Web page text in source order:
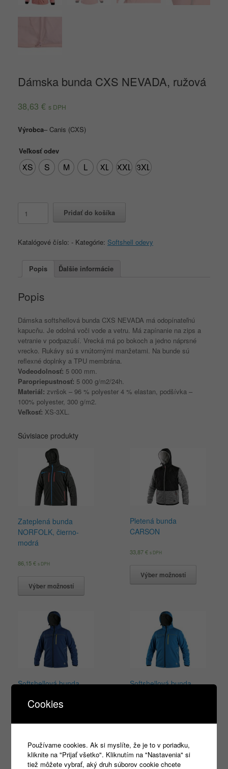
Dámska bunda CXS NEVADA, ružová
38,63 € s DPH
Výrobca– Canis (CXS)
Veľkosť odev
XS S M L XL XXL 3XL
Dámska
NEVADA,
Pridať do košíka
Katalógové číslo: - Kategórie: Softshell odevy
Popis Ďalšie informácie
Popis
Dámska softshellová bunda CXS NEVADA má odopínateľnú
kapucňu. Je odolná voči vode a vetru. Má zapínanie na zips a
vetranie v podpazuší. Vrecká má po bokoch a jedno náprsné
vrecko. Rukávy sú s vnútornými manžetami. Na bunde sú
reflexné doplnky a TPU membrána.
Vodeodolnosť: 5 000 mm.
Paropriepustnosť: 5 000 g/m2/24h.
Materiál: zvršok – 96 % polyester 4 % elastan, podšívka –
100% polyester, 300 g/m2.
Veľkosť: XS-3XL.
Súvisiace produkty
Zateplená bunda
NORFOLK, čierno-
modrá
86,15€ s DPH
Výber možností
Pletená bunda
CARSON
33,87€ s DPH
Výber možností
Softshellová bunda
modrá
46,77€ s DPH
Výber možností
Softshellová bunda
Cookies
Používame cookies. Ak si myslíte, že je to v poriadku,
kliknite na "Prijať všetko". Kliknutím na "Nastavenia" si
tiež môžete vybrať, aký druh súborov cookie chcete